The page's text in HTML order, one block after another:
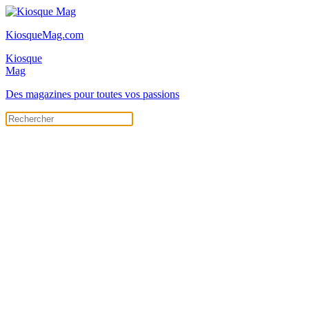
KiosqueMag.com
Kiosque
Mag
Des magazines pour toutes vos passions